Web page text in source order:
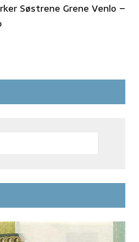
Søstrene Grene Venlo –